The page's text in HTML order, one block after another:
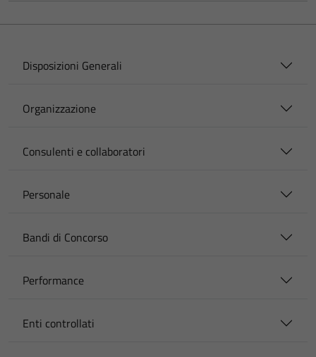
Disposizioni Generali
Organizzazione
Consulenti e collaboratori
Personale
Bandi di Concorso
Performance
Enti controllati